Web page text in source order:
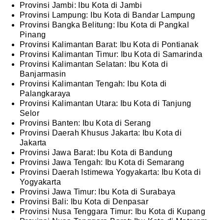
Provinsi Jambi: Ibu Kota di Jambi
Provinsi Lampung: Ibu Kota di Bandar Lampung
Provinsi Bangka Belitung: Ibu Kota di Pangkal
Pinang
Provinsi Kalimantan Barat: Ibu Kota di Pontianak
Provinsi Kalimantan Timur: Ibu Kota di Samarinda
Provinsi Kalimantan Selatan: Ibu Kota di
Banjarmasin
Provinsi Kalimantan Tengah: Ibu Kota di
Palangkaraya
Provinsi Kalimantan Utara: Ibu Kota di Tanjung
Selor
Provinsi Banten: Ibu Kota di Serang
Provinsi Daerah Khusus Jakarta: Ibu Kota di
Jakarta
Provinsi Jawa Barat: Ibu Kota di Bandung
Provinsi Jawa Tengah: Ibu Kota di Semarang
Provinsi Daerah Istimewa Yogyakarta: Ibu Kota di
Yogyakarta
Provinsi Jawa Timur: Ibu Kota di Surabaya
Provinsi Bali: Ibu Kota di Denpasar
Provinsi Nusa Tenggara Timur: Ibu Kota di Kupang